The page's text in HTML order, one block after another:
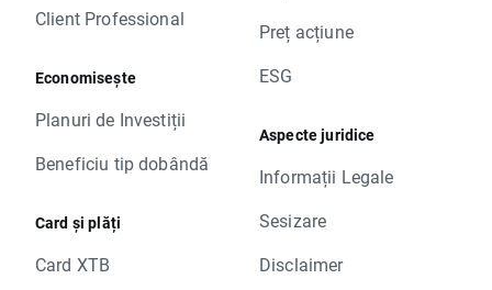
Client Professional
Economisește
Planuri de Investiții
Beneficiu tip dobândă
Card și plăți
Card XTB
Preț acțiune
ESG
Aspecte juridice
Informații Legale
Sesizare
Disclaimer